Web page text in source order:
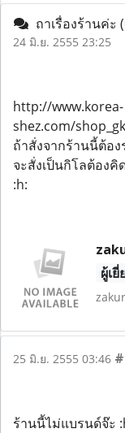
ถาเรื่องร้านค่ะ
24 มิ.ย. 2555 23:25
http://www.korea-
shez.com/
ถ้าสั่งจากร้านนี้ต้อ
จะสั่งเป็นกิโลต้องคิ
:h:
ผู้เ
25 มิ.ย. 2555 03:46
ร้านนี้ไม่แบรนด์จ๊ะ